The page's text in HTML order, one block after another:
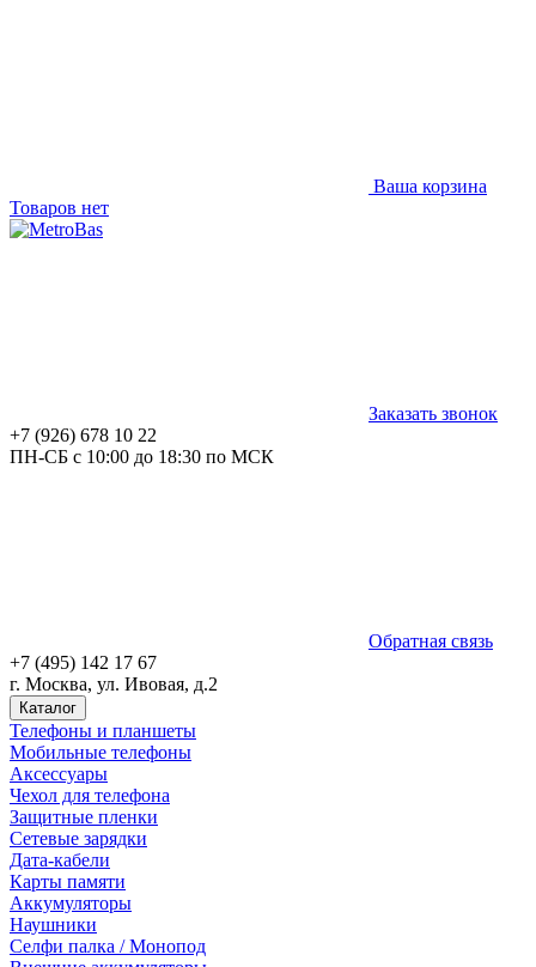
Ваша корзина
Товаров нет
Заказать звонок
+7 (926) 678 10 22
ПН-СБ с 10:00 до 18:30 по МСК
Обратная связь
+7 (495) 142 17 67
г. Москва, ул. Ивовая, д.2
Каталог
Телефоны и планшеты
Мобильные телефоны
Аксессуары
Чехол для телефона
Защитные пленки
Сетевые зарядки
Дата-кабели
Карты памяти
Аккумуляторы
Наушники
Селфи палка / Монопод